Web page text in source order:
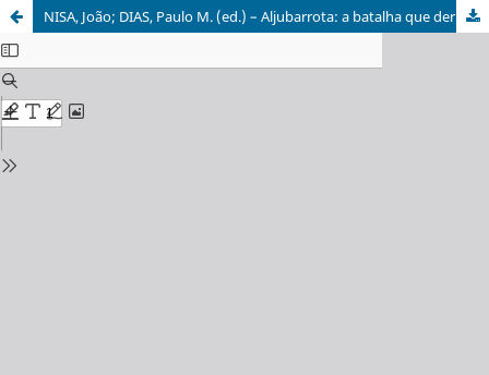
NISA, João; DIAS, Paulo M. (ed.) – Aljubarrota: a batalha que derrotou os castelhanos e mudou o curso da história de Portugal. Estoril: Desassossego, 2025, 224 pp.